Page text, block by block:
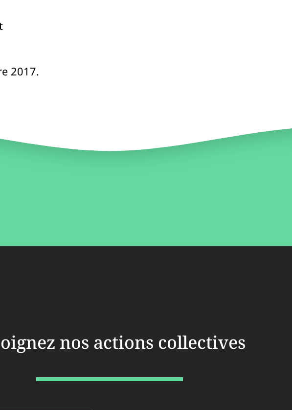
2017.
nos actions collectives